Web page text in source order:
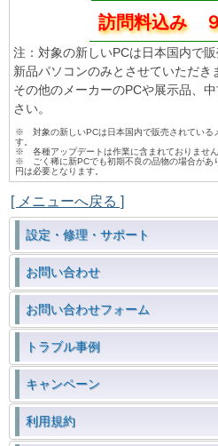
訪問料込み
注：対象の新しいPCは日本国内で
新品パソコンのみとさせていただき
その他のメーカーのPCや展示品、
さい。
※ 対象の新しいPCは日本国内で販売されている
す。
※ 各種アップデートは作業に含まれておりません
※ ごく稀に新PCでも初期不良の品物の場合があ
円は必要となります。
[ メニューへ戻る ]
設定・修理・サポート
お問い合わせ
お問い合わせフォーム
トラブル事例
キャンペーン
利用規約